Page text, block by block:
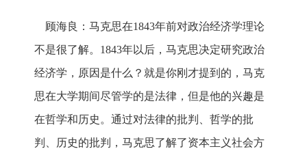
顾海良：马克思在1843年前对政治经济学理论
不是很了解。1843年以后，马克思决定研究政治
经济学，原因是什么？就是你刚才提到的，马克
思在大学期间尽管学的是法律，但是他的兴趣是
在哲学和历史。通过对法律的批判、哲学的批
判、历史的批判，马克思了解了资本主义社会方